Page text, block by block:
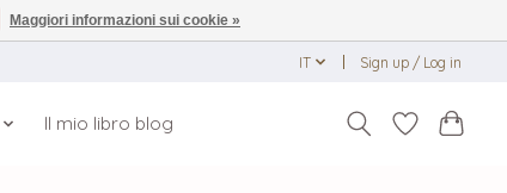
IT Sign up / Log in
Il mio libro blog
Maggiori informazioni sui cookie »